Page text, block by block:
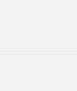
современные